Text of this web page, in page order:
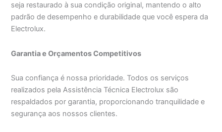
seja restaurado à sua condição original, mantendo o alto
padrão de desempenho e durabilidade que você espera da
Electrolux.
Garantia e Orçamentos Competitivos
Sua confiança é nossa prioridade. Todos os serviços
realizados pela Assistência Técnica Electrolux são
respaldados por garantia, proporcionando tranquilidade e
segurança aos nossos clientes.